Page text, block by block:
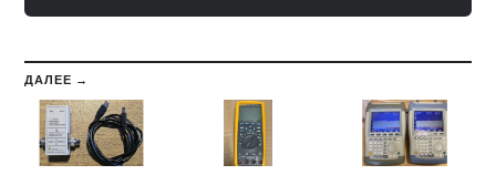
ДАЛЕЕ →